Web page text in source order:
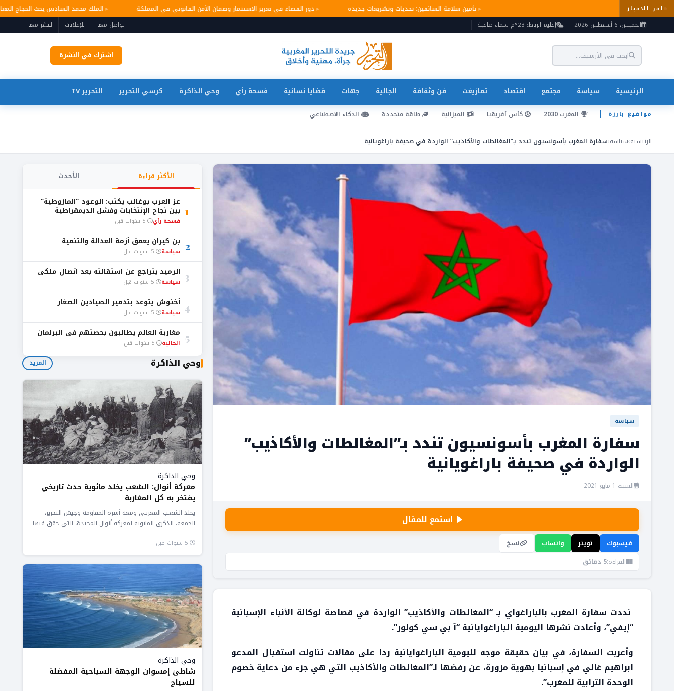
اخر الاخبار تأمين سلامة السائقين: تحديات وتشريعات جديدة دور القضاء في تعزيز الاستثمار وضمان الأمن القانوني في المملكة
الملك محمد السادس يحث الحجاج
الخميس، 6 أغسطس 2026
إقليم الرباط: 23°م سماء صافية تواصل معنا للإعلانات للنشر معنا
اشترك في النشرة
الرئيسية سياسة مجتمع اقتصاد تمازيغت فن وثقافة الجالية جهات قضايا نسائية فسحة رأي وحي الذاكرة كرسي التحرير التحرير TV
مواضيع بارزة المغرب 2030 كأس أفريقيا الميزانية طاقة متجددة الذكاء الاصطناعي
الرئيسية›سياسة›سفارة المغرب بأسونسيون تندد بـ”المغالطات والأكاذيب” الواردة في صحيفة باراغويانية
سياسة
سفارة المغرب بأسونسيون تندد بـ”المغالطات والأكاذيب”
الواردة في صحيفة باراغويانية
السبت 1 مايو 2021
استمع للمقال
فيسبوك تويتر واتساب
نسخ
القراءة:5 دقائق
نددت سفارة المغرب بالباراغواي بـ “المغالطات والأكاذيب” الواردة في قصاصة لوكالة الأنباء الإسبانية
“إيفي”، وأعادت نشرها اليومية الباراغوايانية “آ بي سي كولور”.
وأعربت السفارة، في بيان حقيقة موجه لليومية الباراغوايانية ردا على مقالات تناولت استقبال المدعو
ابراهيم غالي في إسبانيا بهوية مزورة، عن رفضها لـ”المغالطات والأكاذيب التي هي جزء من دعاية خصوم
الوحدة الترابية للمغرب”.
الأكثر قراءة الأحدث
1
عز العرب بوغالب يكتب: الوعود “المازوطية”
بين نجاح الإنتخابات وفشل الديمقراطية
فسحة رأي
2 بن كيران يعمق أزمة العدالة والتنمية
سياسة
3 الرميد يتراجع عن استقالته بعد اتصال ملكي
سياسة
4 أخنوش يتوعد بتدمير الصيادين الصغار
سياسة
5 مغاربة العالم يطالبون بحصتهم في البرلمان
الجالية
وحي الذاكرة المزيد
وحي الذاكرة
معركة أنوال: الشعب يخلد مائوية حدث تاريخي
يفتخر به كل المغاربة
يخلد الشعـب المغربـي ومعه أسرة المقاومة وجيش التحرير،
الجمعة، الذكرى المائوية لمعركة أنوال المجيدة، التي حقق فيها
المقاومون والمجاهدون المغاربة...
وحي الذاكرة
شاطئ إمسوان الوجهة السياحية المفضلة
للسياح